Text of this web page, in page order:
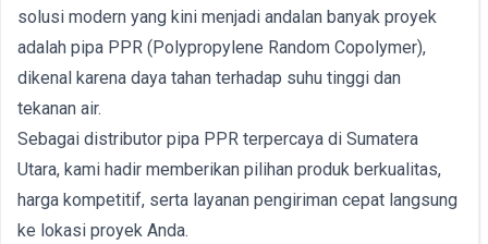
solusi modern yang kini menjadi andalan banyak proyek
adalah pipa PPR (Polypropylene Random Copolymer),
dikenal karena daya tahan terhadap suhu tinggi dan
tekanan air.
Sebagai distributor pipa PPR terpercaya di Sumatera
Utara, kami hadir memberikan pilihan produk berkualitas,
harga kompetitif, serta layanan pengiriman cepat langsung
ke lokasi proyek Anda.